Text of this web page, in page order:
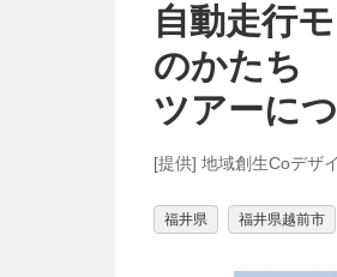
自動走行
のかたち
ツアーに
[提供] 地域創生Coデザ
福井県 福井県越前市